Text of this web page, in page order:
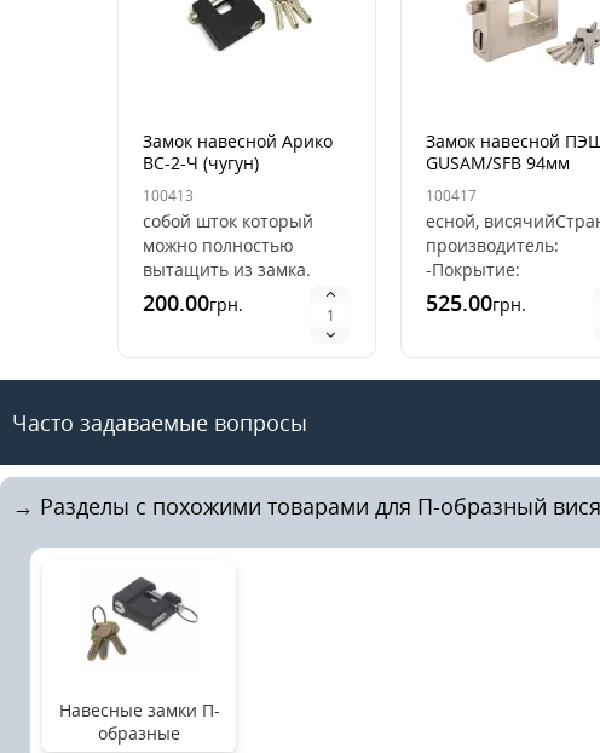
Замок навесной Арико
ВС-2-Ч (чугун)
100413
собой шток который
можно полностью
вытащить из замка.
Самым главным
преимуществом такой
формы навесного замка
200.00грн.
Замок навесной
GUSAM/SFB 94мм
(лазерный ключ)
100417
есной,
производитель:
-Покрытие:
-Автоматическое
запирание: нетТип
525.00грн.
Часто задаваемые вопросы
→ Разделы с похожими товарами для П-образный
Навесные замки П-
образные